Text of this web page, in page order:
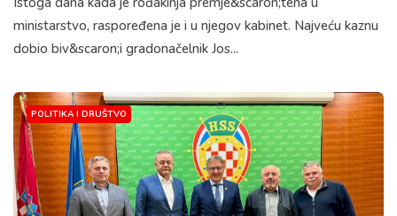
ministarstvo, raspoređena je i u njegov kabinet. Najveću kaznu
dobio biv&scaron;i gradonačelnik Jos...
POLITIKA I DRUŠTVO